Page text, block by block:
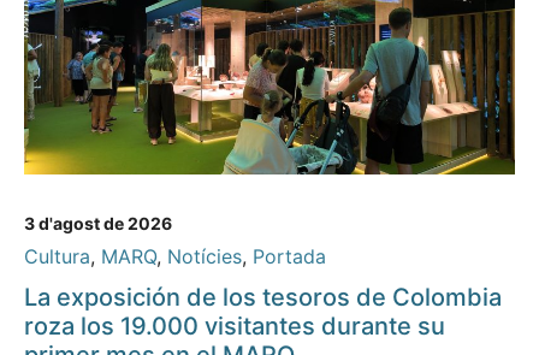
3 d'agost de 2026
Cultura, MARQ, Notícies, Portada
La exposición de los tesoros de Colombia
roza los 19.000 visitantes durante su